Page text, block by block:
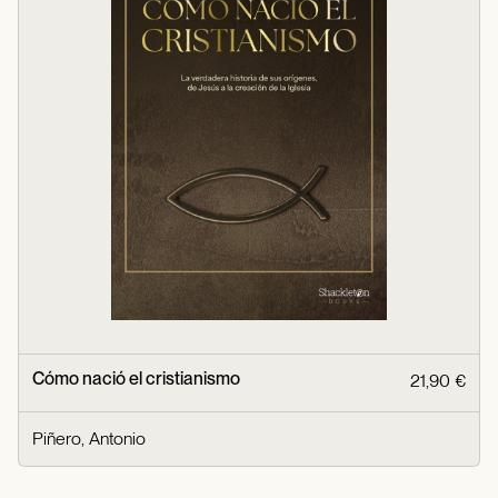
Cómo nació el cristianismo 21,90 €
Piñero, Antonio